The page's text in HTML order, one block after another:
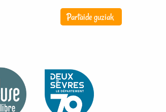
Partaide guziak